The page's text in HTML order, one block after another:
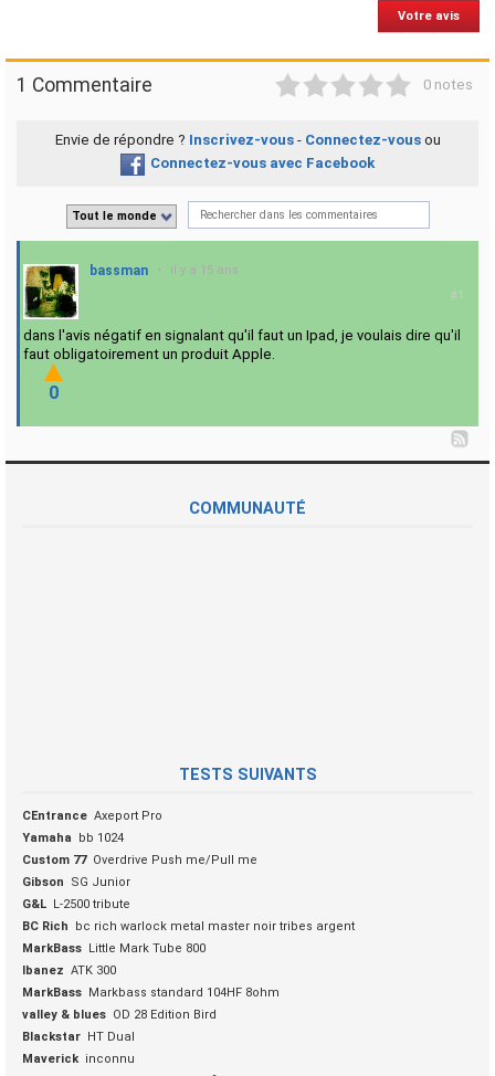
Votre avis
1 Commentaire 0 notes
Envie de répondre ? Inscrivez-vous- Connectez-vousou
Connectez-vous avec Facebook
Tout le monde
#1
bassman • il y a 15 ans
dans l'avis négatif en signalant qu'il faut un Ipad, je voulais dire qu'il
faut obligatoirement un produit Apple.
0
COMMUNAUTÉ
TESTS SUIVANTS
CEntrance Axeport Pro
Yamaha
bb 1024
Custom 77 Overdrive Push me/Pull me
Gibson
SG Junior
G&L L-2500 tribute
BC Rich
bc rich warlock metal master noir tribes argent
MarkBass Little Mark Tube 800
Ibanez ATK 300
MarkBass Markbass standard 104HF 8ohm
valley & blues OD 28 Edition Bird
Blackstar HT Dual
Maverick inconnu